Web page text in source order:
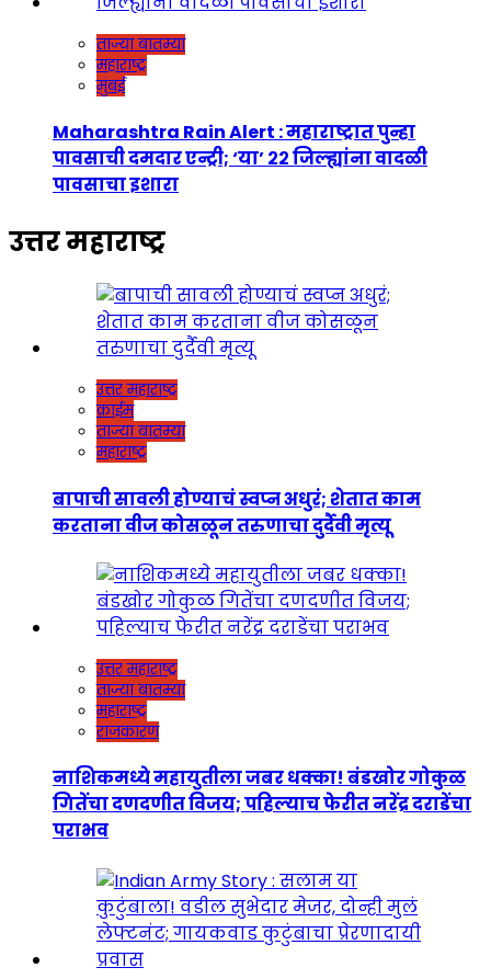
ताज्या बातम्या
महाराष्ट्र
मुंबई
Maharashtra Rain Alert : महाराष्ट्रात पुन्हा
पावसाची दमदार एन्ट्री; ‘या’ २२ जिल्ह्यांना वादळी
पावसाचा इशारा
उत्तर महाराष्ट्र
उत्तर महाराष्ट्र
क्राईम
ताज्या बातम्या
महाराष्ट्र
बापाची सावली होण्याचं स्वप्न अधुरं; शेतात काम
करताना वीज कोसळून तरुणाचा दुर्दैवी मृत्यू
उत्तर महाराष्ट्र
ताज्या बातम्या
महाराष्ट्र
राजकारण
नाशिकमध्ये महायुतीला जबर धक्का! बंडखोर गोकुळ
गितेंचा दणदणीत विजय; पहिल्याच फेरीत नरेंद्र दराडेंचा
पराभव